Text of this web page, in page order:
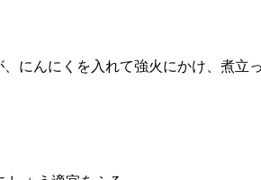
にんにくを入れて強火にかけ、煮立